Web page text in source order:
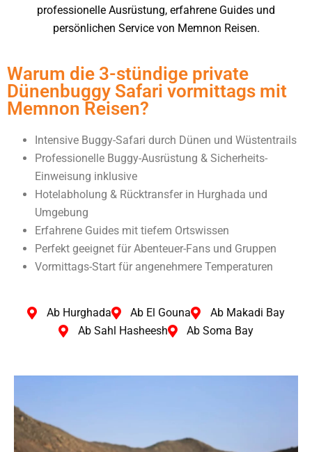
professionelle Ausrüstung, erfahrene Guides und
persönlichen Service von Memnon Reisen.
Warum die 3-stündige private
Dünenbuggy Safari vormittags mit
Memnon Reisen?
Intensive Buggy-Safari durch Dünen und Wüstentrails
Professionelle Buggy-Ausrüstung & Sicherheits-
Einweisung inklusive
Hotelabholung & Rücktransfer in Hurghada und
Umgebung
Erfahrene Guides mit tiefem Ortswissen
Perfekt geeignet für Abenteuer-Fans und Gruppen
Vormittags-Start für angenehmere Temperaturen
Ab Hurghada Ab El Gouna
Ab Makadi Bay
Ab Sahl Hasheesh
Ab Soma Bay